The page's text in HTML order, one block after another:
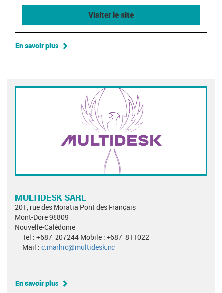
Visiter le site
En savoir plus
MULTIDESK SARL
201, rue des Moratia Pont des Français
Mont-Dore 98809
Nouvelle-Calédonie
Tel : +687_207244 Mobile : +687_811022
Mail : c.marhic@multidesk.nc
En savoir plus